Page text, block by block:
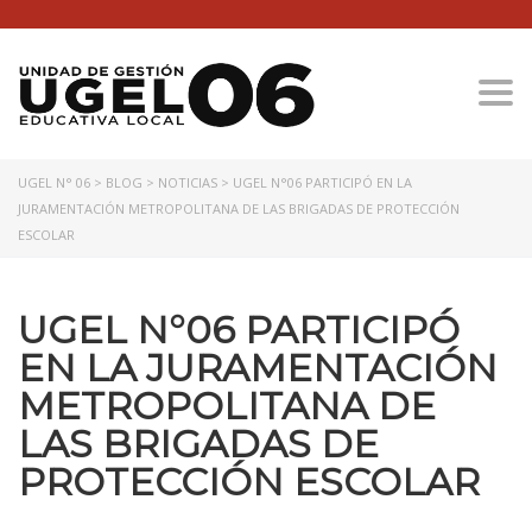
UGEL N° 06 > BLOG > NOTICIAS > UGEL N°06 PARTICIPÓ EN LA
JURAMENTACIÓN METROPOLITANA DE LAS BRIGADAS DE PROTECCIÓN
ESCOLAR
UGEL N°06 PARTICIPÓ
EN LA JURAMENTACIÓN
METROPOLITANA DE
LAS BRIGADAS DE
PROTECCIÓN ESCOLAR